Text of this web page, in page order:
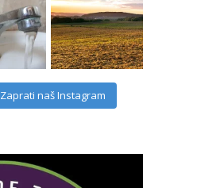
Zaprati naš Instagram